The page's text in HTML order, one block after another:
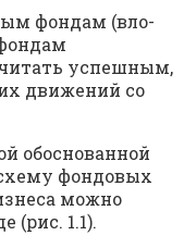
фондам (вло-
успешным,
движений со
обоснованной
фондовых
можно
(рис. 1.1).